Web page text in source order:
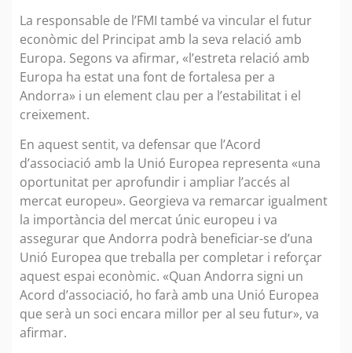
La responsable de l’FMI també va vincular el futur
econòmic del Principat amb la seva relació amb
Europa. Segons va afirmar, «l’estreta relació amb
Europa ha estat una font de fortalesa per a
Andorra» i un element clau per a l’estabilitat i el
creixement.
En aquest sentit, va defensar que l’Acord
d’associació amb la Unió Europea representa «una
oportunitat per aprofundir i ampliar l’accés al
mercat europeu». Georgieva va remarcar igualment
la importància del mercat únic europeu i va
assegurar que Andorra podrà beneficiar-se d’una
Unió Europea que treballa per completar i reforçar
aquest espai econòmic. «Quan Andorra signi un
Acord d’associació, ho farà amb una Unió Europea
que serà un soci encara millor per al seu futur», va
afirmar.